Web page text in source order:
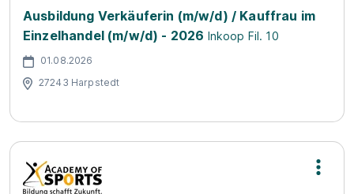
Ausbildung Verkäuferin (m/w/d) / Kauffrau im
Einzelhandel (m/w/d) - 2026 Inkoop Fil. 10
01.08.2026
27243 Harpstedt